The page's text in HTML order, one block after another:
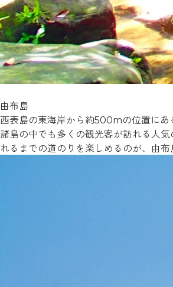
由布島
西表島の東海岸から約500mの位置にあ
諸島の中でも多くの観光客が訪れる人
れるまでの道のりを楽しめるのが、由布